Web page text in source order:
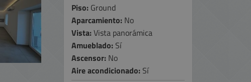
Piso: Ground
Aparcamiento: No
Vista: Vista panorámica
Amueblado: Sí
Ascensor: No
Aire acondicionado: Sí